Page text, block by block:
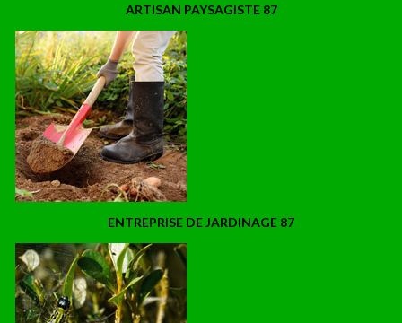
ARTISAN PAYSAGISTE 87
ENTREPRISE DE JARDINAGE 87